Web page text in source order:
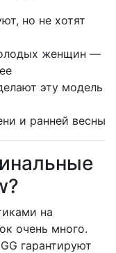
но не хотят
женщин —
эту модель
и ранней весны
на
очень много.
гарантируют